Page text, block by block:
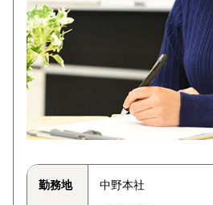
勤務地 中野本社